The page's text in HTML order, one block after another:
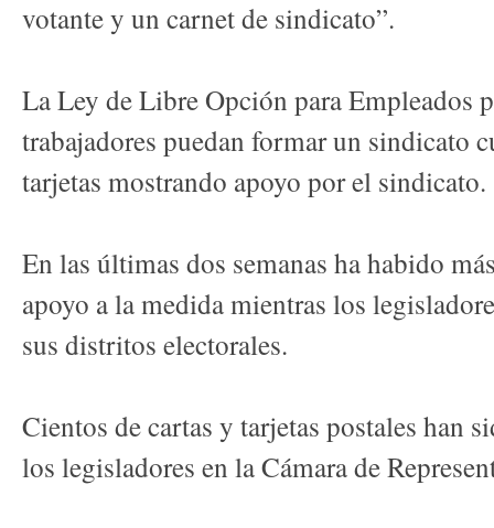
votante y un carnet de sindicato”.
La Ley de Libre Opción para Empleados
trabajadores puedan formar un sindicato
tarjetas mostrando apoyo por el sindicato.
En las últimas dos semanas ha habido
apoyo a la medida mientras los
sus distritos electorales.
Cientos de cartas y tarjetas postales han
los legisladores en la Cámara de